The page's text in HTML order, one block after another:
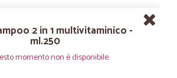
2 in 1 multivitaminico -
ml.250
momento non è disponibile